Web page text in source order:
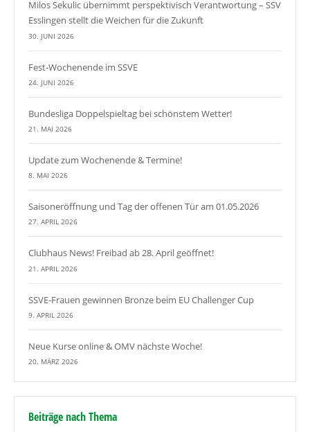
Milos Sekulic übernimmt perspektivisch Verantwortung – SSV
Esslingen stellt die Weichen für die Zukunft
30. JUNI 2026
Fest-Wochenende im SSVE
24. JUNI 2026
Bundesliga Doppelspieltag bei schönstem Wetter!
21. MAI 2026
Update zum Wochenende & Termine!
8. MAI 2026
Saisoneröffnung und Tag der offenen Tür am 01.05.2026
27. APRIL 2026
Clubhaus News! Freibad ab 28. April geöffnet!
21. APRIL 2026
SSVE-Frauen gewinnen Bronze beim EU Challenger Cup
9. APRIL 2026
Neue Kurse online & OMV nächste Woche!
20. MÄRZ 2026
Beiträge nach Thema